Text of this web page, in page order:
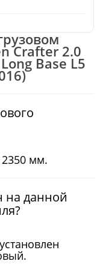
Crafter 2.0
Base L5
2350 мм.
на данной